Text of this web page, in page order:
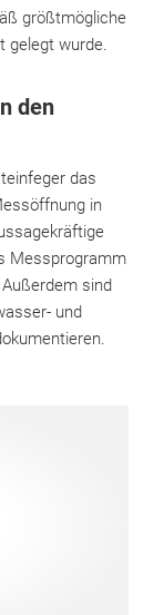
größtmögliche
gelegt wurde.
den
das
in
Messprogramm
sind
und